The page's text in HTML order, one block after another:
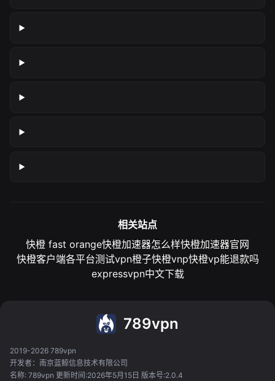
相关站点
快橙 fast orange快橙加速器怎么样快橙加速器官网
快橙客户端各平台测试vpn橙子快橙vnp快橙vp能退款吗
expressvpn中文下载
789vpn
2019-2026 789vpn
开发者：南京蓝鲸信息技术有限公司
名称: 789vpn 更新时间:2026年5月15日 版本号:2.0.4